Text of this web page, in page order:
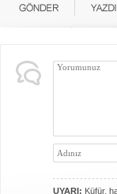
UYARI: Küfür,